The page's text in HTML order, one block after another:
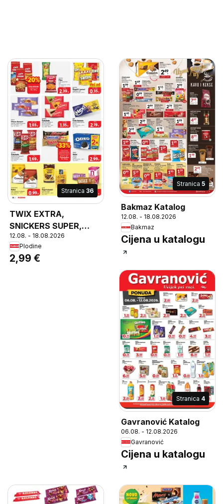
Stranica 36
TWIX EXTRA,
SNICKERS SUPER,
BOUNTY TRIO
Čokoladica, 70 - 112,5 g
12.08. - 18.08.2026
Plodine
2,99 €
Stranica 5
Bakmaz Katalog
12.08. - 18.08.2026
Bakmaz
Cijena u katalogu
Stranica 4
Gavranović Katalog
06.08. - 12.08.2026
Gavranović
Cijena u katalogu